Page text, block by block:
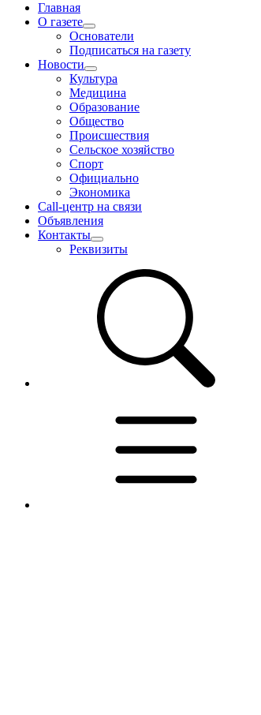
Главная
О газете
Основатели
Подписаться на газету
Новости
Культура
Медицина
Образование
Общество
Происшествия
Сельское хозяйство
Спорт
Официально
Экономика
Call-центр на связи
Объявления
Контакты
Реквизиты